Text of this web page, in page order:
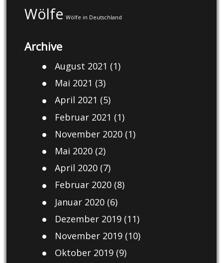
Wölfe Wölfe in Deutschland
Archive
August 2021 (1)
Mai 2021 (3)
April 2021 (5)
Februar 2021 (1)
November 2020(1)
Mai 2020(2)
April 2020(7)
Februar 2020(8)
Januar 2020(6)
Dezember 2019(11)
November 2019(10)
Oktober 2019(9)